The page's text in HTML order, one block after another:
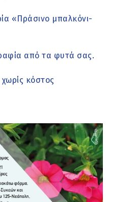
«Πράσινο μπαλκόνι-
από τα φυτά σας.
κόστος